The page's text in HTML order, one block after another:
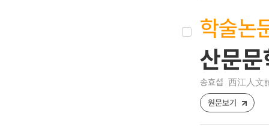
학술논
산문
송효섭 西江人文
원문보기